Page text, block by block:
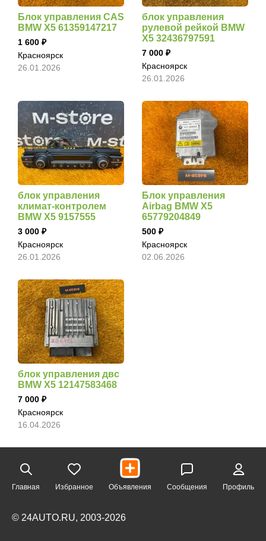
Блок управления CAS
BMW X5 61359147217
1 600
Красноярск
26.01.2026
блок управления
рулевой рейкой BMW
X5 32436797591
7 000
Красноярск
26.01.2026
блок управления
климат-контролем
BMW X5 9157555
3 000
Красноярск
26.01.2026
Блок управления
Airbag BMW X5
65779204849
500
Красноярск
02.06.2026
блок управления двс
BMW X5 12147583468
7 000
Красноярск
16.04.2026
Главная Избранное Объявления Сообщения Профиль
© 24AUTO.RU, 2003-2026